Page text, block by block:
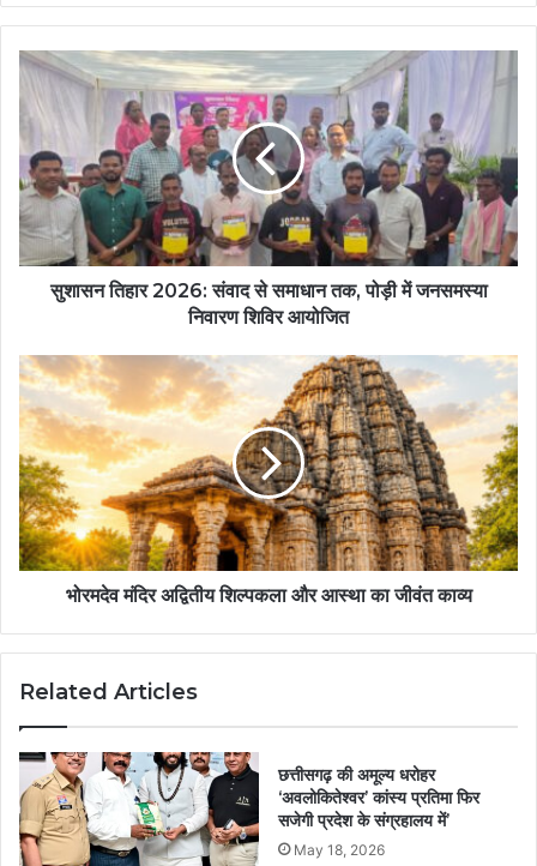
सुशासन तिहार 2026: संवाद से समाधान तक, पोड़ी में जनसमस्या
निवारण शिविर आयोजित
भोरमदेव मंदिर अद्वितीय शिल्पकला और आस्था का जीवंत काव्य
Related Articles
छत्तीसगढ़ की अमूल्य धरोहर
‘अवलोकितेश्वर’ कांस्य प्रतिमा फिर
सजेगी प्रदेश के संग्रहालय में’
May 18, 2026